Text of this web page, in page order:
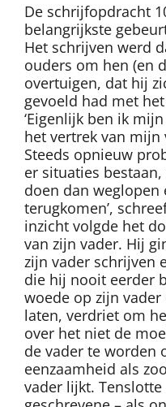
De schrijfopdracht
belangrijkste
Het schrijven werd
ouders om hen (en
overtuigen, dat hij
gevoeld had met
‘Eigenlijk ben ik
het vertrek van mijn
Steeds opnieuw
er situaties
doen dan
terugkomen’,
inzicht volgde het
van zijn vader. Hij
zijn vader schrijven
die hij nooit eerder
woede op zijn
laten, verdriet om
over het niet de
de vader te worden
eenzaamheid als
vader lijkt.